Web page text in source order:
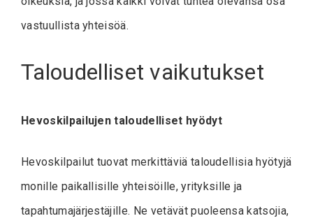
vastuullista yhteisöä.
Taloudelliset vaikutukset
Hevoskilpailujen taloudelliset hyödyt
Hevoskilpailut tuovat merkittäviä taloudellisia hyötyjä
monille paikallisille yhteisöille, yrityksille ja
tapahtumajärjestäjille. Ne vetävät puoleensa katsojia,